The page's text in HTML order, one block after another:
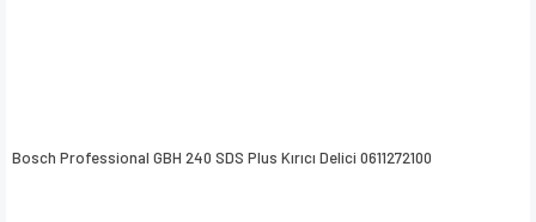
Bosch Professional GBH 240 SDS Plus Kırıcı Delici 0611272100